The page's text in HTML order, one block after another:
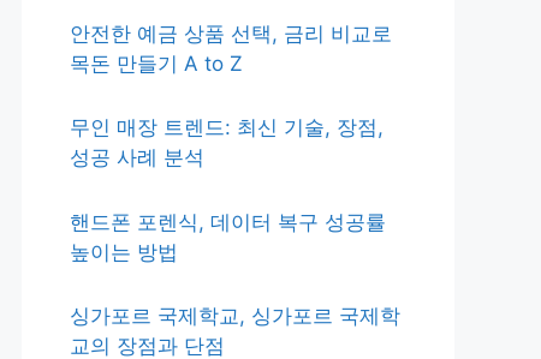
안전한 예금 상품 선택, 금리 비교로
목돈 만들기 A to Z
무인 매장 트렌드: 최신 기술, 장점,
성공 사례 분석
핸드폰 포렌식, 데이터 복구 성공률
높이는 방법
싱가포르 국제학교, 싱가포르 국제학
교의 장점과 단점